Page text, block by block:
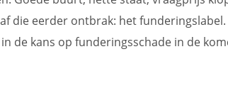
die eerder ontbrak: het
de kans op funderingsschade in de